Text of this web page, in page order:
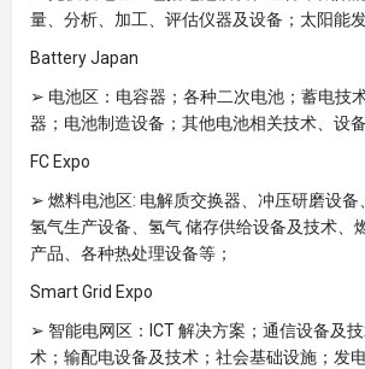
量、分析、加工、评估仪器及设备；太阳能
Battery Japan
➢ 电池区：电容器；各种二次电池；蓄电技
器；电池制造设备；其他电池相关技术、设备
FC Expo
➢ 燃料电池区: 电解质交换器、冲压研磨设备
氢气生产设备、氢气 储存供给设备及技术、
产品、各种热处理设备等；
Smart Grid Expo
➢ 智能电网区：ICT 解决方案；通信设备及
术；输配电设备及技术；社会基础设施；发